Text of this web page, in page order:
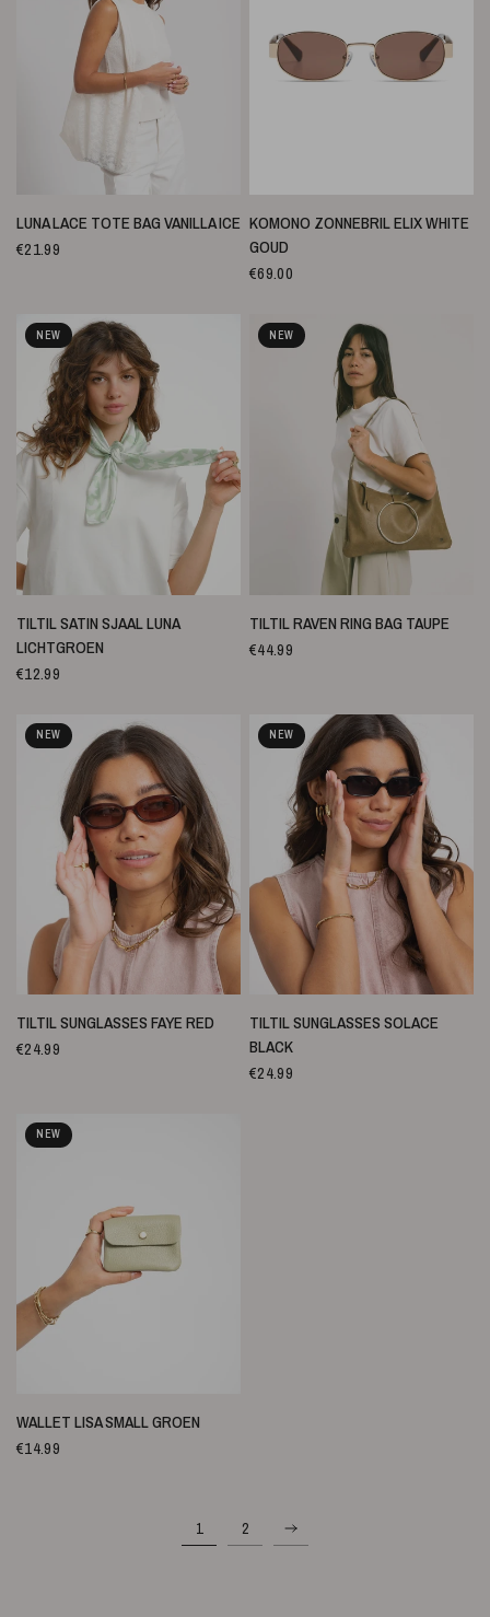
SNELLE WEERGAVE
LUNA LACE TOTE BAG VANILLA ICE
€21.99
SNELLE WEERGAVE
KOMONO ZONNEBRIL ELIX WHITE
GOUD
€69.00
NEW
SNELLE WEERGAVE
TILTIL SATIN SJAAL LUNA
LICHTGROEN
€12.99
NEW
SNELLE WEERGAVE
TILTIL RAVEN RING BAG TAUPE
€44.99
NEW
SNELLE WEERGAVE
TILTIL SUNGLASSES FAYE RED
€24.99
NEW
SNELLE WEERGAVE
TILTIL SUNGLASSES SOLACE
BLACK
€24.99
NEW
SNELLE WEERGAVE
WALLET LISA SMALL GROEN
€14.99
1 2